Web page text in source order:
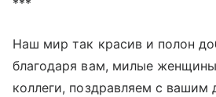
***
Наш мир так красив и полон
благодаря вам, милые
коллеги, поздравляем с вашим